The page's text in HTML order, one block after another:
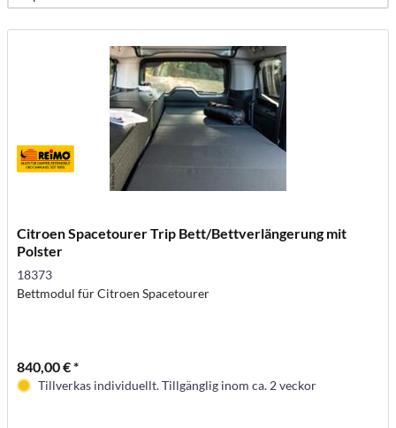
Citroen Spacetourer Trip Bett/Bettverlängerung mit
Polster
18373
Bettmodul für Citroen Spacetourer
840,00 € *
Tillverkas individuellt. Tillgänglig inom ca. 2 veckor